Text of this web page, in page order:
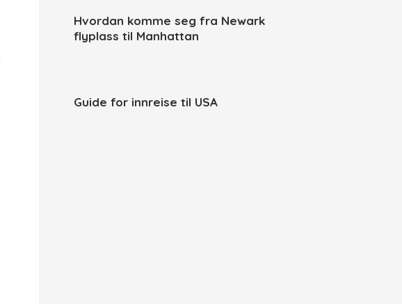
Hvordan komme seg fra Newark
flyplass til Manhattan
Guide for innreise til USA